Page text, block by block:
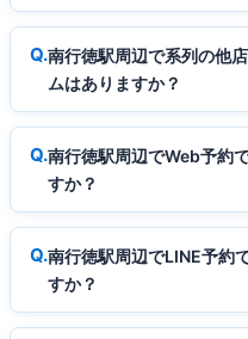
南行徳駅周辺で系列の他
ムはありますか？
南行徳駅周辺でWeb予約
すか？
南行徳駅周辺でLINE予約
すか？